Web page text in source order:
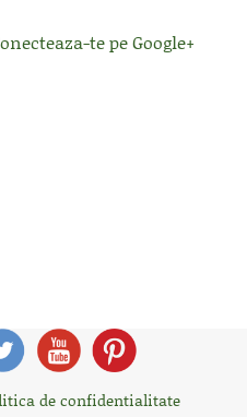
te pe Google+
de confidentialitate